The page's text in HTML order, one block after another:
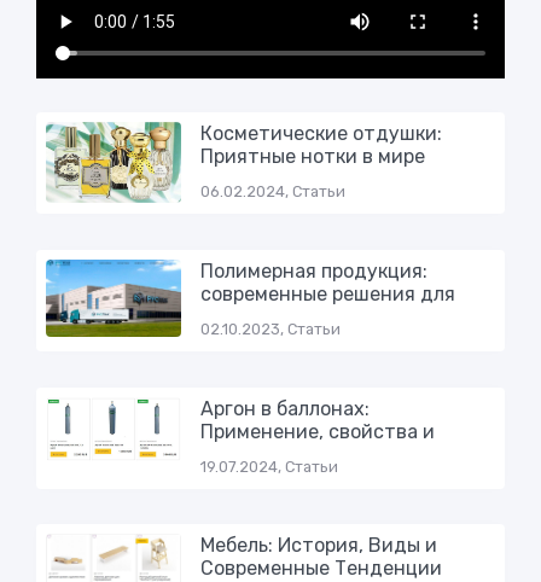
Косметические отдушки:
Приятные нотки в мире
06.02.2024, Статьи
Полимерная продукция:
современные решения для
02.10.2023, Статьи
Аргон в баллонах:
Применение, свойства и
19.07.2024, Статьи
Мебель: История, Виды и
Современные Тенденции